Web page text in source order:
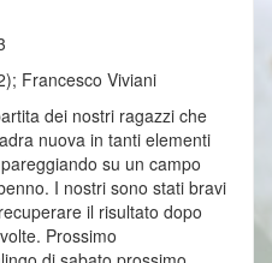
Francesco Viviani
dei nostri ragazzi che
nuova in tanti elementi
su un campo
I nostri sono stati bravi
il risultato dopo
Prossimo